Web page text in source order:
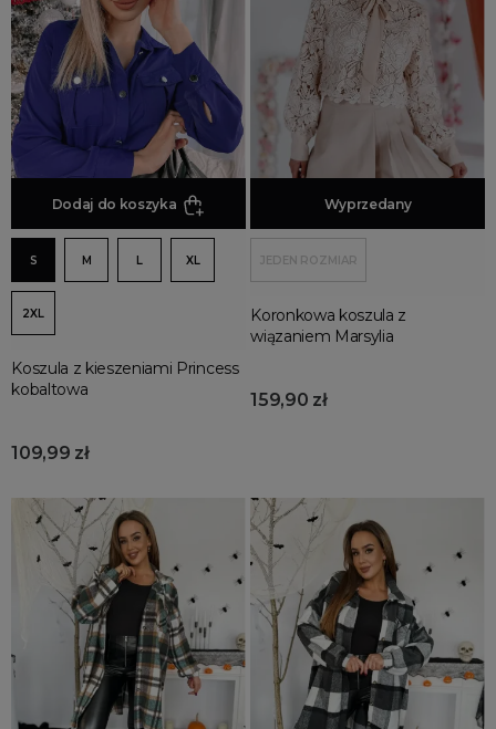
Dodaj do koszyka
S M L XL
2XL
Koszula z kieszeniami Princess
kobaltowa
109,99 zł
Dodaj do koszyka
Wyprzedany
JEDEN ROZMIAR
Koronkowa koszula z
wiązaniem Marsylia
159,90 zł